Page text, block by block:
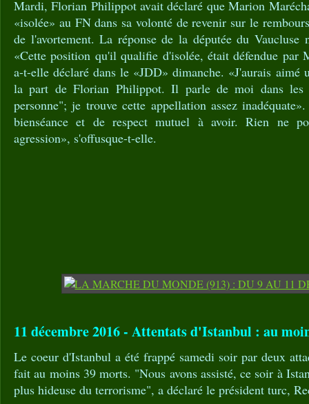
Mardi, Florian Philippot avait déclaré que Marion
«isolée» au FN dans sa volonté de revenir sur le
de l'avortement. La réponse de la députée du Vaucluse
«Cette position qu'il qualifie d'isolée, était défendue par
a-t-elle déclaré dans le «JDD» dimanche. «J'aurais aimé
la part de Florian Philippot. Il parle de moi dans les
personne"; je trouve cette appellation assez
bienséance et de respect mutuel à avoir. Rien ne
agression», s'offusque-t-elle.
11 décembre 2016 - Attentats d'Istanbul : au
Le coeur d'Istanbul a été frappé samedi soir par deux
fait au moins 39 morts. "Nous avons assisté, ce soir à
plus hideuse du terrorisme", a déclaré le président turc,